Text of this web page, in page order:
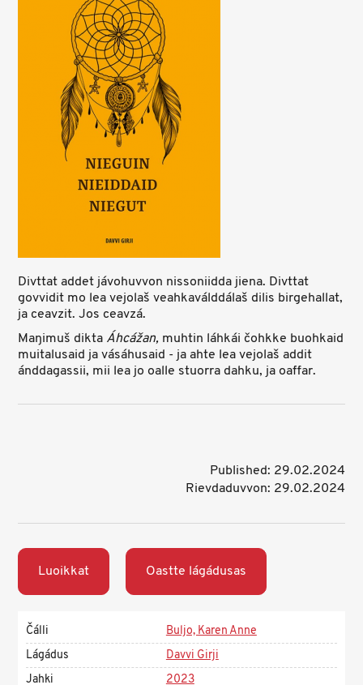
Divttat addet jávohuvvon nissoniidda jiena. Divttat
govvidit mo lea vejolaš veahkaválddálaš dilis birgehallat,
ja ceavzit. Jos ceavzá.
Maŋimuš dikta Áhcážan, muhtin láhkái čohkke buohkaid
muitalusaid ja vásáhusaid - ja ahte lea vejolaš addit
ánddagassii, mii lea jo oalle stuorra dahku, ja oaffar.
Published: 29.02.2024
Rievdaduvvon: 29.02.2024
Luoikkat Oastte lágádusas
Čálli
Buljo, Karen Anne
Lágádus
Davvi Girji
Jahki
2023